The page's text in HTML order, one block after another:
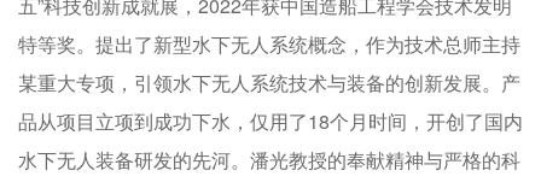
特等奖。提出了新型水下无人系统概念，作为技术总师主持
某重大专项，引领水下无人系统技术与装备的创新发展。产
品从项目立项到成功下水，仅用了18个月时间，开创了国内
水下无人装备研发的先河。潘光教授的奉献精神与严格的科